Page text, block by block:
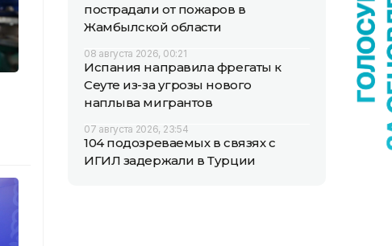
пострадали от пожаров в
Жамбылской области
08 августа 2026, 00:21
Испания направила фрегаты к
Сеуте из-за угрозы нового
наплыва мигрантов
07 августа 2026, 23:54
104 подозреваемых в связях с
ИГИЛ задержали в Турции